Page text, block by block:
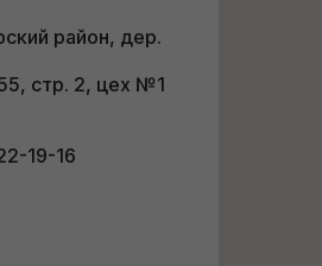
район, дер.
стр. 2, цех №1
19-16